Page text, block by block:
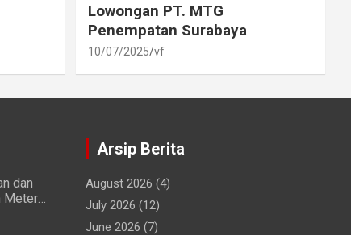
Lowongan PT. MTG
Penempatan Surabaya
10/07/2025 vf
dan
Meter
Arsip Berita
August 2026 (4)
July 2026 (12)
June 2026 (7)